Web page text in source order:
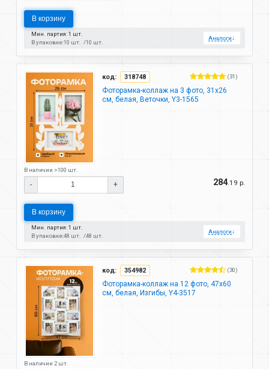
В корзину
Мин. партия: 1 шт.
В упаковке:10 шт. 10 шт.
Аналоги↓
код: 318748 (31)
Фоторамка-коллаж на 3 фото, 31х26
см, белая, Веточки, Y3-1565
В наличии >100 шт.
- + 284.19 р.
В корзину
Мин. партия: 1 шт.
В упаковке:48 шт. 48 шт.
Аналоги↓
код: 354982 (30)
Фоторамка-коллаж на 12 фото, 47х60
см, белая, Изгибы, Y4-3517
В наличии 2 шт.